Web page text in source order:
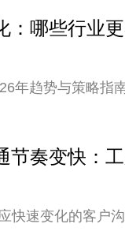
：哪些行业
年趋势与策略指
节奏变快：
速变化的客户